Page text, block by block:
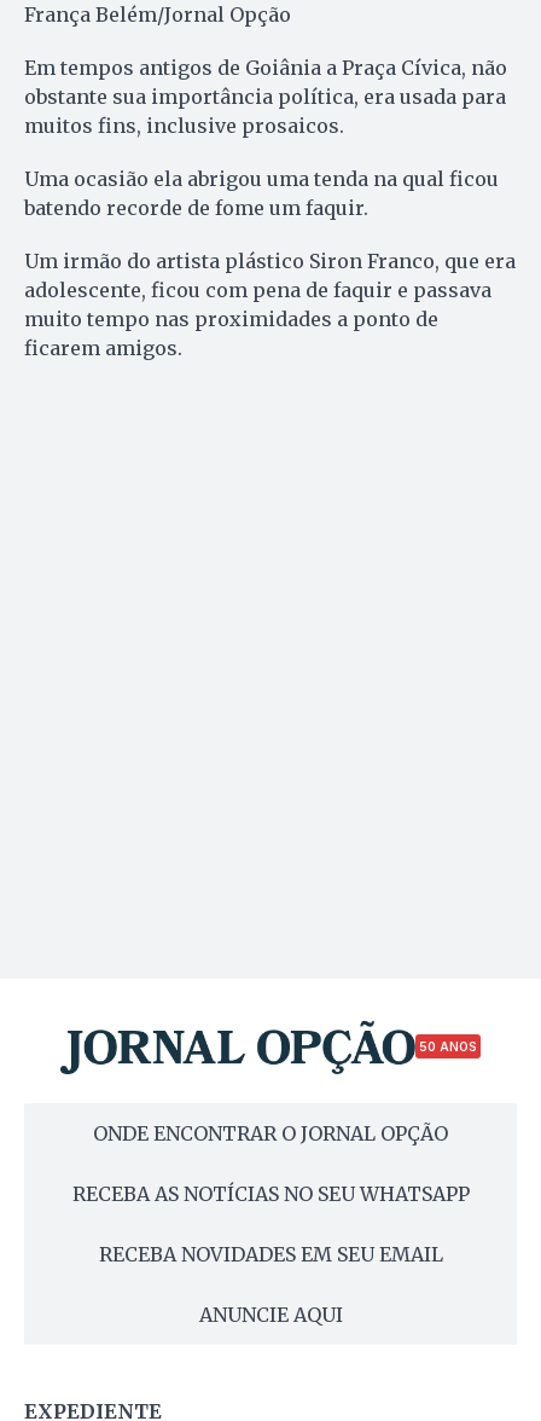
França Belém/Jornal Opção
Em tempos antigos de Goiânia a Praça Cívica, não
obstante sua importância política, era usada para
muitos fins, inclusive prosaicos.
Uma ocasião ela abrigou uma tenda na qual ficou
batendo recorde de fome um faquir.
Um irmão do artista plástico Siron Franco, que era
adolescente, ficou com pena de faquir e passava
muito tempo nas proximidades a ponto de
ficarem amigos.
50 ANOS
ONDE ENCONTRAR O JORNAL OPÇÃO
RECEBA AS NOTÍCIAS NO SEU WHATSAPP
RECEBA NOVIDADES EM SEU EMAIL
ANUNCIE AQUI
EXPEDIENTE